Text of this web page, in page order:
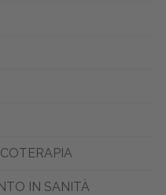
IN SANITÀ